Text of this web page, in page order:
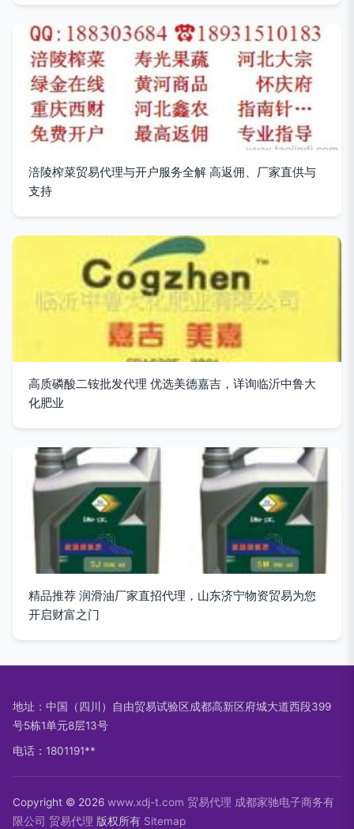
涪陵榨菜贸易代理与开户服务全解 高返佣、厂家直供与
支持
高质磷酸二铵批发代理 优选美德嘉吉，详询临沂中鲁大
化肥业
精品推荐 润滑油厂家直招代理，山东济宁物资贸易为您
开启财富之门
地址：中国（四川）自由贸易试验区成都高新区府城大道西段399
号5栋1单元8层13号
电话：1801191**
Copyright © 2026 www.xdj-t.com 贸易代理 成都家驰电子商务有
限公司 贸易代理 版权所有 Sitemap